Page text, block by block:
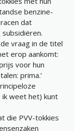
benzine-
dat
subsidiëren.
vraag in de titel
erop aankomt:
voor hun
prima.’
ik weet het) kunt
die PVV-tokkies